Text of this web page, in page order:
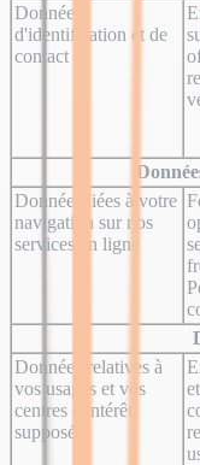
Données
d'identification et de
contact
Données liées à votre
navigation sur nos
services en ligne
Données relatives à
vos usages et vos
centres d'intérêt
supposés